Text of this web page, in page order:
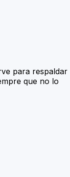
para respaldar
que no lo